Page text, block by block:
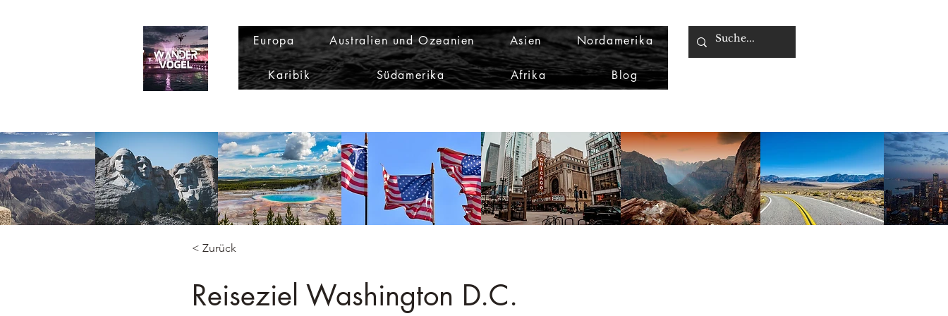
Europa Australien und Ozeanien Asien Nordamerika
Karibik Südamerika Afrika Blog
< Zurück
Reiseziel Washington D.C.